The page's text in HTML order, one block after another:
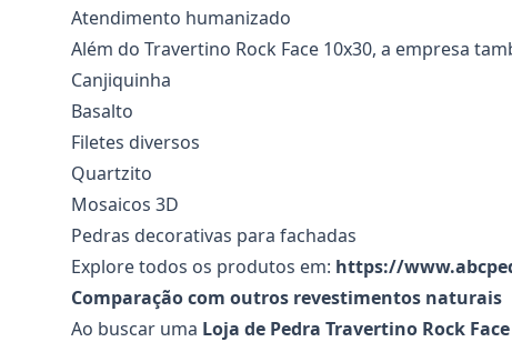
Atendimento humanizado
Além do Travertino Rock Face 10x30, a empresa
Canjiquinha
Basalto
Filetes diversos
Quartzito
Mosaicos 3D
Pedras decorativas para fachadas
Explore todos os produtos em: https://
Comparação com outros revestimentos naturais
Ao buscar uma Loja de Pedra Travertino Rock